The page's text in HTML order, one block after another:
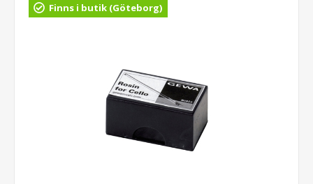
Finns i butik (Göteborg)